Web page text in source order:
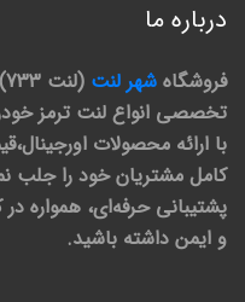
درباره ما
فروشگاه شهر لنت
تخصصی انواع لنت ترمز
با ارائه محصولات
کامل مشتریان خود را جلب
پشتیبانی حرفه‌ای، همواره
و ایمن داشته باشید.